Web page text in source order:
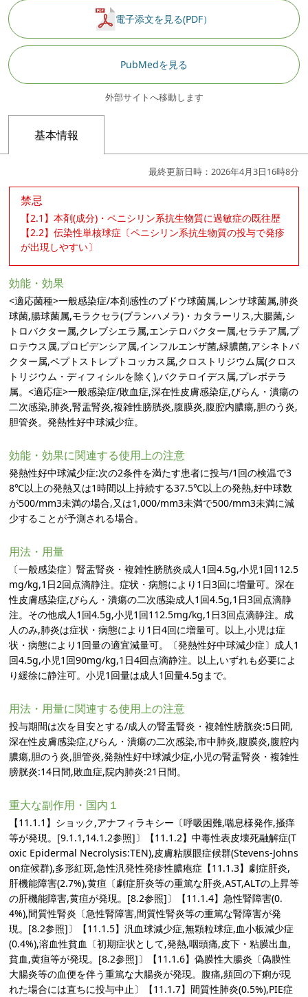
電子添文を見る(PDF）
PubMedを見る
外部サイトへ移動します
基本情報
最終更新日時：2026年4月3日16時8分
禁忌
【2.1】本剤(成分)・ペニシリン系抗生物質に過敏症の既往歴
【2.2】伝染性単核球症〔ペニシリン系抗生物質の投与で発疹
が出現しやすい〕
効能・効果
<適応菌種>一般感染症/本剤感性のブドウ球菌属,レンサ球菌属,肺炎
球菌,腸球菌属,モラクセラ(ブランハメラ)・カタラーリス,大腸菌,シ
トロバクター属,クレブシエラ属,エンテロバクター属,セラチア属,プ
ロテウス属,プロビデンシア属,インフルエンザ菌,緑膿菌,アシネトバ
クター属,ペプトストレプトコッカス属,クロストリジウム属(クロス
トリジウム・ディフィシルを除く),バクテロイデス属,プレボテラ
属。<適応症>一般感染症/敗血症,深在性皮膚感染症,びらん・潰瘍の
二次感染,肺炎,腎盂腎炎,複雑性膀胱炎,腹膜炎,腹腔内膿瘍,胆のう炎,
胆管炎。発熱性好中球減少症。
効能・効果に関連する使用上の注意
発熱性好中球減少症:次の2条件を満たす患者に投与/1回の検温で3
8℃以上の発熱又は1時間以上持続する37.5℃以上の発熱,好中球数
が500/mm3未満の場合,又は1,000/mm3未満で500/mm3未満に減
少することが予測される場合。
用法・用量
〔一般感染症〕腎盂腎炎・複雑性膀胱炎成人1回4.5g,小児1回112.5
mg/kg,1日2回点滴静注。症状・病態により1日3回に増量可。深在
性皮膚感染症,びらん・潰瘍の二次感染成人1回4.5g,1日3回点滴静
注。その他成人1回4.5g,小児1回112.5mg/kg,1日3回点滴静注。成
人のみ,肺炎は症状・病態により1日4回に増量可。以上,小児は症
状・病態により1回量の適宜減量可。〔発熱性好中球減少症〕成人1
回4.5g,小児1回90mg/kg,1日4回点滴静注。以上,いずれも必要によ
り緩徐に静注可。小児1回量は成人1回量4.5gまで。
用法・用量に関連する使用上の注意
投与期間は次を目安とする/成人の腎盂腎炎・複雑性膀胱炎:5日間,
深在性皮膚感染症,びらん・潰瘍の二次感染,市中肺炎,腹膜炎,腹腔内
膿瘍,胆のう炎,胆管炎,発熱性好中球減少症,小児の腎盂腎炎・複雑性
膀胱炎:14日間,敗血症,院内肺炎:21日間。
重大な副作用・国内１
【11.1.1】ショック,アナフィラキシー〔呼吸困難,喘息様発作,掻痒
等が発現。[9.1.1,14.1.2参照]〕【11.1.2】中毒性表皮壊死融解症(T
oxic Epidermal Necrolysis:TEN),皮膚粘膜眼症候群(Stevens-Johns
on症候群),多形紅斑,急性汎発性発疹性膿疱症【11.1.3】劇症肝炎,
肝機能障害(2.7%),黄疸〔劇症肝炎等の重篤な肝炎,AST,ALTの上昇等
の肝機能障害,黄疸が発現。[8.2参照]〕【11.1.4】急性腎障害(0.
4%),間質性腎炎〔急性腎障害,間質性腎炎等の重篤な腎障害が発
現。[8.2参照]〕【11.1.5】汎血球減少症,無顆粒球症,血小板減少症
(0.4%),溶血性貧血〔初期症状として,発熱,咽頭痛,皮下・粘膜出血,
貧血,黄疸等が発現。[8.2参照]〕【11.1.6】偽膜性大腸炎〔偽膜性
大腸炎等の血便を伴う重篤な大腸炎が発現。腹痛,頻回の下痢が現
れた場合には直ちに投与中止〕【11.1.7】間質性肺炎(0.5%),PIE症